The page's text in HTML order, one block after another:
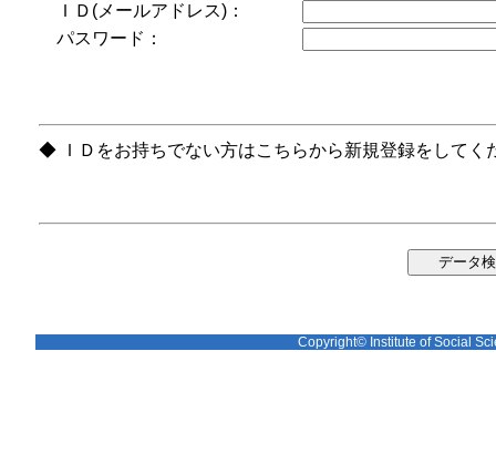
ＩＤ(メールアドレス)：
パスワード：
◆ ＩＤをお持ちでない方はこちらから新規登録をしてく
Copyright© Institute of Social